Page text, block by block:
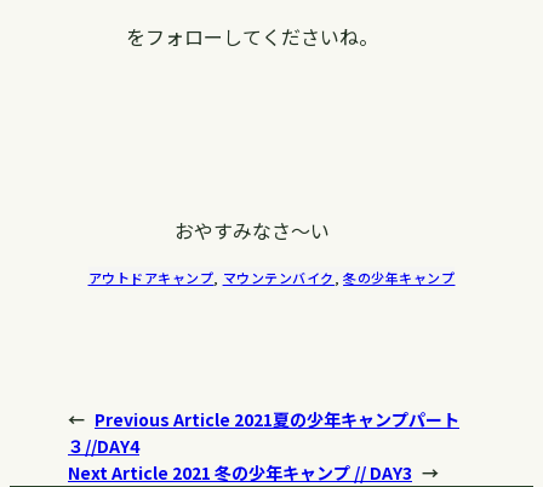
をフォローしてくださいね。
おやすみなさ〜い
アウトドアキャンプ, マウンテンバイク, 冬の少年キャンプ
← Previous Article 2021夏の少年キャンプパート
３//DAY4
Next Article 2021 冬の少年キャンプ // DAY3 →